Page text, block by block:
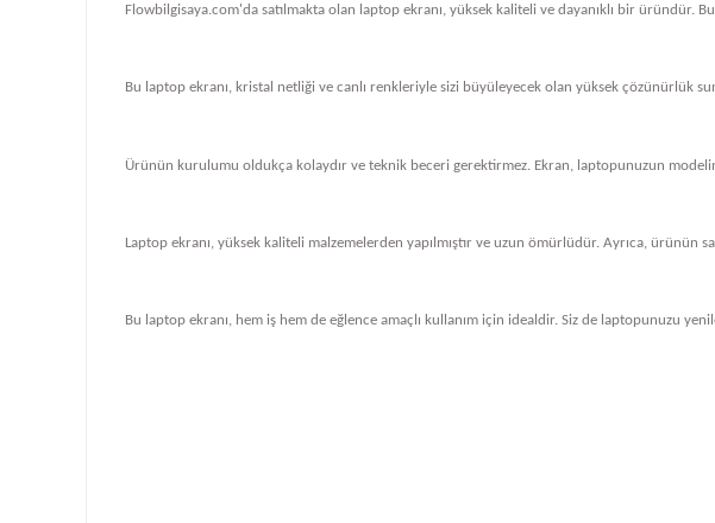
Flowbilgisaya.com'da satılmakta olan laptop ekranı, yüksek kaliteli ve dayanıklı bir üründür.
Bu laptop ekranı, kristal netliği ve canlı renkleriyle sizi büyüleyecek olan yüksek çözünürlük
Ürünün kurulumu oldukça kolaydır ve teknik beceri gerektirmez. Ekran, laptopunuzun
Laptop ekranı, yüksek kaliteli malzemelerden yapılmıştır ve uzun ömürlüdür. Ayrıca,
Bu laptop ekranı, hem iş hem de eğlence amaçlı kullanım için idealdir. Siz de laptopunuzu